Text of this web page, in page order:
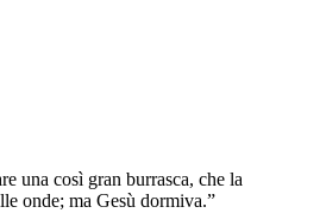
una così gran burrasca, che la
onde; ma Gesù dormiva.”